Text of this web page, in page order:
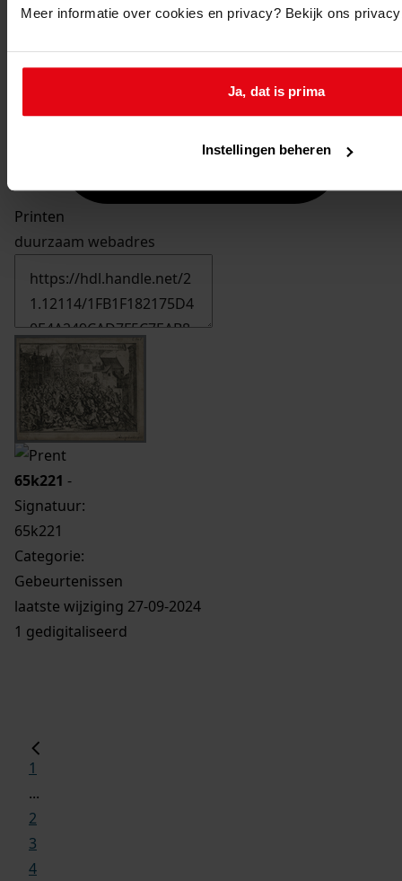
Meer informatie over cookies en privacy? Bekijk ons
Ja, dat is prima
Instellingen beheren
Printen
duurzaam webadres
65k221 -
Signatuur:
65k221
Categorie:
Gebeurtenissen
laatste wijziging 27-09-2024
1 gedigitaliseerd
1
...
2
3
4